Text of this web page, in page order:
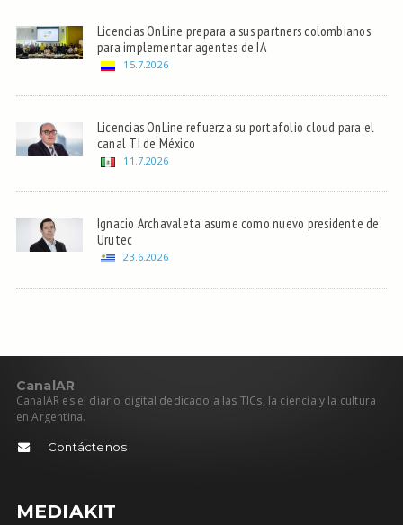
Licencias OnLine prepara a sus partners colombianos
para implementar agentes de IA
15.7.2026
Licencias OnLine refuerza su portafolio cloud para el
canal TI de México
11.7.2026
Ignacio Archavaleta asume como nuevo presidente de
Urutec
23.6.2026
CanalAR
CanalAR es el diario digital dedicado a las TICs, la ciencia y la cultura
en Argentina.
Contáctenos
MEDIAKIT